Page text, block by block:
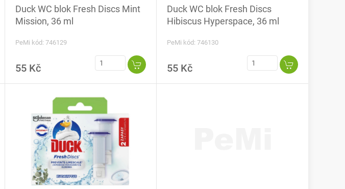
Duck WC blok Fresh Discs Mint
Mission, 36 ml
PeMi kód: 746129
55 Kč
Duck WC blok Fresh Discs
Hibiscus Hyperspace, 36 ml
PeMi kód: 746130
55 Kč